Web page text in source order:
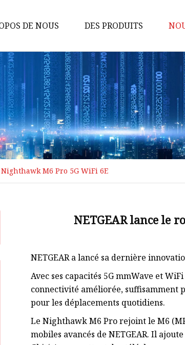
DE NOUS DES PRODUITS
Routeur de banque
d'alimentation 4G
CPE 4G
Routeur 4G
Routeur de poche 4G
Routeur portatif
CPE 4G intérieur
Routeur maillé 5G
Modem USB
Modem USB 4G
Routeur portable 4G LTE
MIFI 5G
Produits de données
M6 Pro 5G WiFi 6E
NETGEAR lance le
NETGEAR a lancé sa dernière
Avec ses capacités 5G mmWave et
connectivité améliorée, suffisamment
pour les déplacements quotidiens.
Le Nighthawk M6 Pro rejoint le M6
mobiles avancés de NETGEAR. Il